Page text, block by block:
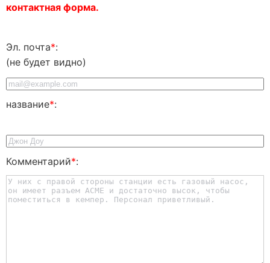
контактная форма.
Эл. почта*:
(не будет видно)
название*:
Комментарий*: